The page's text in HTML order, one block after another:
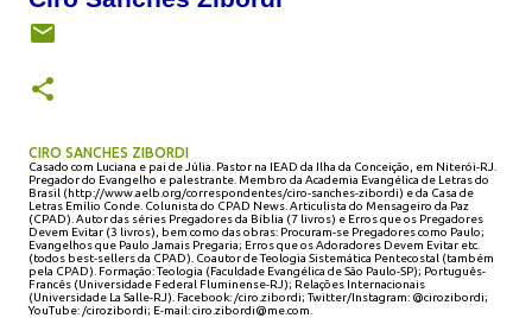
CIRO SANCHES ZIBORDI
Casado com Luciana e pai de Júlia. Pastor na IEAD da Ilha da Conceição, em Niterói-RJ.
Pregador do Evangelho e palestrante. Membro da Academia Evangélica de Letras do
Brasil (http://www.aelb.org/correspondentes/ciro-sanches-zibordi) e da Casa de
Letras Emílio Conde. Colunista do CPAD News. Articulista do Mensageiro da Paz
(CPAD). Autor das séries Pregadores da Bíblia (7 livros) e Erros que os Pregadores
Devem Evitar (3 livros), bem como das obras: Procuram-se Pregadores como Paulo;
Evangelhos que Paulo Jamais Pregaria; Erros que os Adoradores Devem Evitar etc.
(todos best-sellers da CPAD). Coautor de Teologia Sistemática Pentecostal (também
pela CPAD). Formação: Teologia (Faculdade Evangélica de São Paulo-SP); Português-
Francês (Universidade Federal Fluminense-RJ); Relações Internacionais
(Universidade La Salle-RJ). Facebook: /ciro.zibordi; Twitter/Instagram: @cirozibordi;
YouTube: /cirozibordi; E-mail: ciro.zibordi@me.com.